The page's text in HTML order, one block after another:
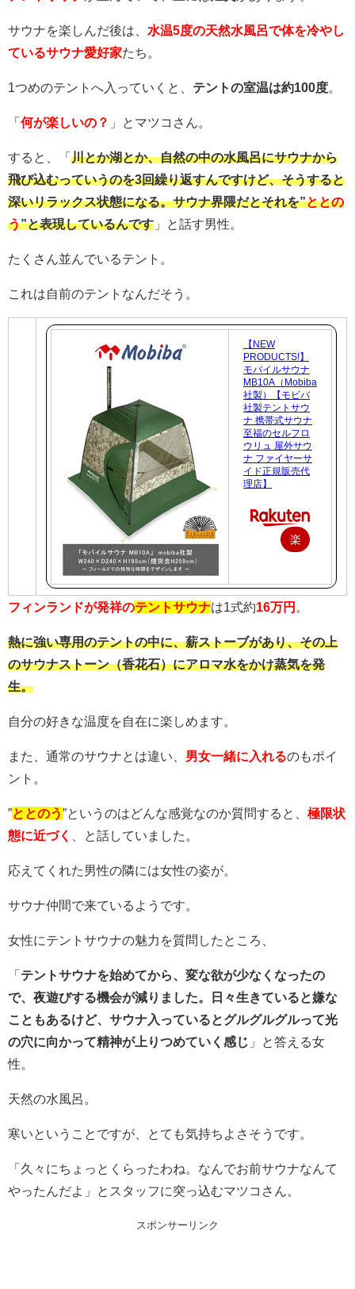
サウナを楽しんだ後は、 水温5度の天然水風呂で体を冷やし
ているサウナ愛好家たち。
1つめのテントへ入っていくと、 テントの室温は約100度。
「 何が楽しいの？ 」とマツコさん。
すると、「 川とか湖とか、自然の中の水風呂にサウナから
飛び込むっていうのを3回繰り返すんですけど、そうすると
深いリラックス状態になる。サウナ界隈だとそれを”ととの
う”と表現しているんです 」と話す男性。
たくさん並んでいるテント。
これは自前のテントなんだそう。
【NEW
PRODUCTS!】
モバイルサウナ
MB10A（Mobiba
社製）【モビバ
社製テントサウ
ナ 携帯式サウナ
至福のセルフロ
ウリュ 屋外サウ
ナ ファイヤーサ
イド正規販売代
理店】
楽
で
購
入
フィンランドが発祥のテントサウナは1式約16万円 。
熱に強い専用のテントの中に、薪ストーブがあり、その上
のサウナストーン（香花石）にアロマ水をかけ蒸気を発
生。
自分の好きな温度を自在に楽しめます。
また、通常のサウナとは違い、 男女一緒に入れるのもポイ
ント。
”ととのう”というのはどんな感覚なのか質問すると、 極限状
態に近づく
、と話していました。
応えてくれた男性の隣には女性の姿が。
サウナ仲間で来ているようです。
女性にテントサウナの魅力を質問したところ、
「 テントサウナを始めてから、変な欲が少なくなったの
で、夜遊びする機会が減りました。日々生きていると嫌な
こともあるけど、サウナ入っているとグルグルグルって光
の穴に向かって精神が上りつめていく感じ 」と答える女
性。
天然の水風呂。
寒いということですが、とても気持ちよさそうです。
「久々にちょっとくらったわね。なんでお前サウナなんて
やったんだよ」とスタッフに突っ込むマツコさん。
スポンサーリンク